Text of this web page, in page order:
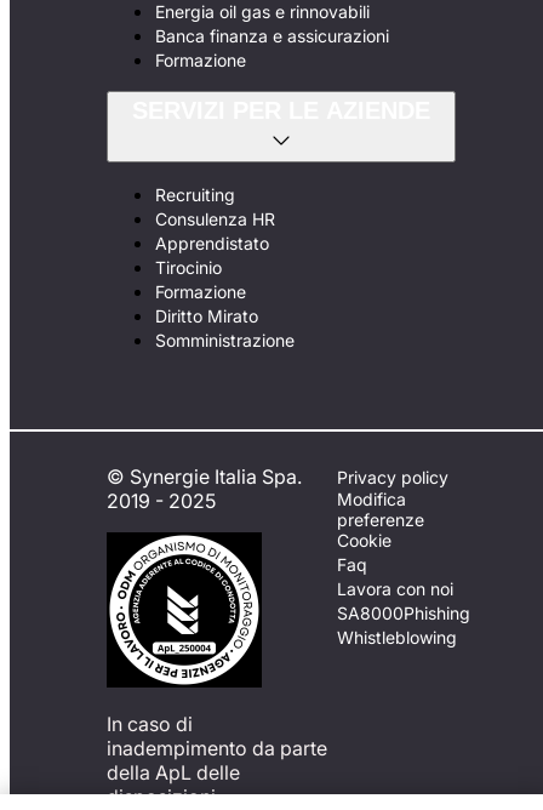
Energia oil gas e rinnovabili
Banca finanza e assicurazioni
Formazione
Recruiting
Consulenza HR
Apprendistato
Tirocinio
Formazione
Diritto Mirato
Somministrazione
© Synergie Italia Spa.
2019 - 2025
In caso di
inadempimento da parte
della ApL delle
disposizioni
Privacy policy
Modifica
preferenze
Cookie
Faq
Lavora con noi
SA8000Phishing
Whistleblowing